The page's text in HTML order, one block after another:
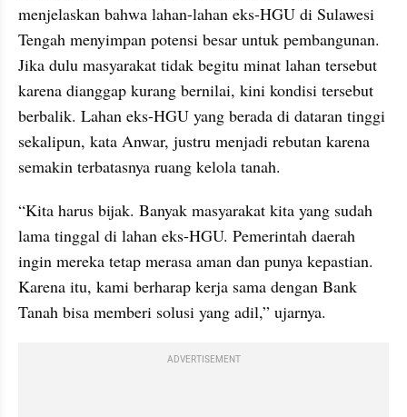
menjelaskan bahwa lahan-lahan eks-HGU di Sulawesi
Tengah menyimpan potensi besar untuk pembangunan.
Jika dulu masyarakat tidak begitu minat lahan tersebut
karena dianggap kurang bernilai, kini kondisi tersebut
berbalik. Lahan eks-HGU yang berada di dataran tinggi
sekalipun, kata Anwar, justru menjadi rebutan karena
semakin terbatasnya ruang kelola tanah.
“Kita harus bijak. Banyak masyarakat kita yang sudah
lama tinggal di lahan eks-HGU. Pemerintah daerah
ingin mereka tetap merasa aman dan punya kepastian.
Karena itu, kami berharap kerja sama dengan Bank
Tanah bisa memberi solusi yang adil,” ujarnya.
ADVERTISEMENT